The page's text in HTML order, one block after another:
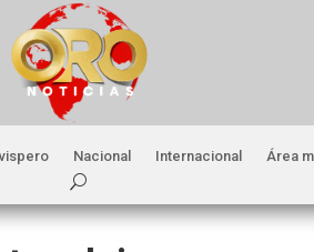
Nacional Internacional Área